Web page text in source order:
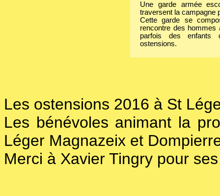
Une garde armée
traversent la campagne
Cette garde se
rencontre des hommes
parfois des enfants
ostensions.
Les ostensions 2016 à St
Les bénévoles animant la
Léger Magnazeix et
Merci à Xavier Tingry pour